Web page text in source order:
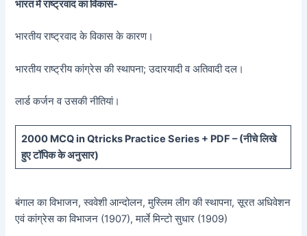
भारत में राष्ट्रवाद का विकास-
भारतीय राष्ट्रवाद के विकास के कारण।
भारतीय राष्ट्रीय कांग्रेस की स्थापना; उदारयादी व अतिवादी दल।
लार्ड कर्जन व उसकी नीतियां।
2000 MCQ in Qtricks Practice Series + PDF – (नीचेलिखे
हुए टॉपिक के अनुसार)
बंगाल का विभाजन, स्ववेशी आन्दोलन, मुस्लिम लीग की स्थापना, सूरत अधिवेशन
एवं कांग्रेस का विभाजन (1907), मार्ले मिन्टो सुधार (1909)